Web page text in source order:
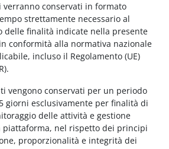
verranno conservati in formato
strettamente necessario al
delle finalità indicate nella presente
conformità alla normativa nazionale
incluso il Regolamento (UE)
vengono conservati per un periodo
giorni esclusivamente per finalità di
delle attività e gestione
piattaforma, nel rispetto dei principi
proporzionalità e integrità dei